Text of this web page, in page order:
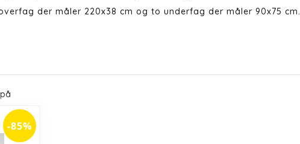
der måler 220x38 cm og to underfag der måler 90x75 cm.
-85%